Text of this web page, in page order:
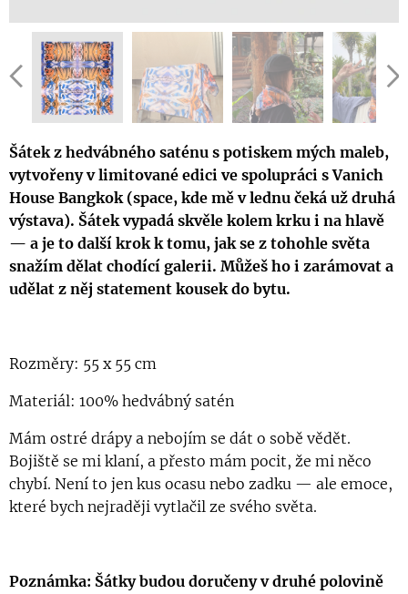
Šátek z hedvábného saténu s potiskem mých maleb,
vytvořeny v limitované edici ve spolupráci s Vanich
House Bangkok (space, kde mě v lednu čeká už druhá
výstava). Šátek vypadá skvěle kolem krku i na hlavě
— a je to další krok k tomu, jak se z tohohle světa
snažím dělat chodící galerii. Můžeš ho i zarámovat a
udělat z něj statement kousek do bytu.
Rozměry: 55 x 55 cm
Materiál: 100% hedvábný satén
Mám ostré drápy a nebojím se dát o sobě vědět.
Bojiště se mi klaní, a přesto mám pocit, že mi něco
chybí. Není to jen kus ocasu nebo zadku — ale emoce,
které bych nejraději vytlačil ze svého světa.
Poznámka: Šátky budou doručeny v druhé polovině